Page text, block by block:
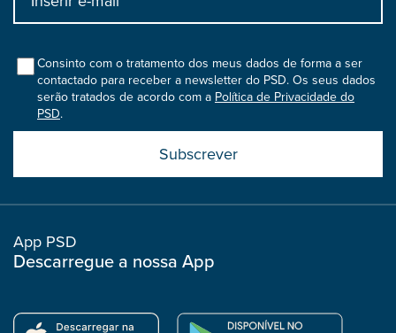
bootstrap
colConsinto com o tratamento dos meus dados de forma a ser
contactado para receber a newsletter do PSD. Os seus dados
serão tratados de acordo com a Política de Privacidade do
PSD.
boostrap
col
App PSD
Descarregue a nossa App